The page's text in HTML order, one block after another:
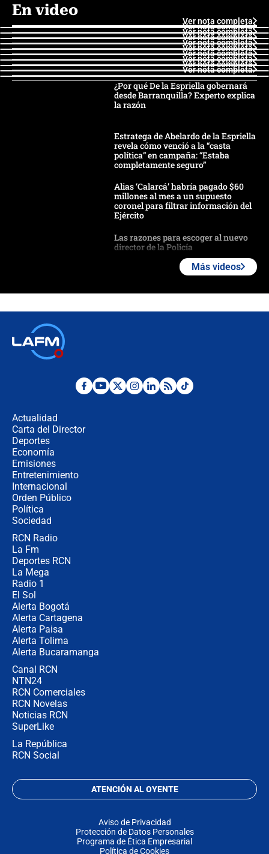
En video
Ver nota completa
Ver nota completa
Ver nota completa
Ver nota completa
Ver nota completa
Ver nota completa
Ver nota completa
Ver nota completa
Ver nota completa
Ver nota completa
¿Por qué De la Espriella gobernará
desde Barranquilla? Experto explica
la razón
Estratega de Abelardo de la Espriella
revela cómo venció a la “casta
política” en campaña: “Estaba
completamente seguro”
Alias ‘Calarcá’ habría pagado $60
millones al mes a un supuesto
coronel para filtrar información del
Ejército
Las razones para escoger al nuevo
director de la Policía
futuro les espera a las cabalgatas en
"No hubo fraude ni posibilidad de
Más videos
Actualidad
Carta del Director
Deportes
Economía
Emisiones
Entretenimiento
Internacional
Orden Público
Política
Sociedad
RCN Radio
La Fm
Deportes RCN
La Mega
Radio 1
El Sol
Alerta Bogotá
Alerta Cartagena
Alerta Paisa
Alerta Tolima
Alerta Bucaramanga
Canal RCN
NTN24
RCN Comerciales
RCN Novelas
Noticias RCN
SuperLike
La República
RCN Social
ATENCIÓN AL OYENTE
Aviso de Privacidad
Protección de Datos Personales
Programa de Ética Empresarial
Política de Cookies